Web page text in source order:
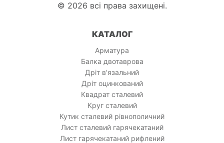
© 2026 всі права захищені.
КАТАЛОГ
Арматура
Балка двотаврова
Дріт в'язальний
Дріт оцинкований
Квадрат сталевий
Круг сталевий
Кутик сталевий рівнополичний
Лист сталевий гарячекатаний
Лист гарячекатаний рифлений